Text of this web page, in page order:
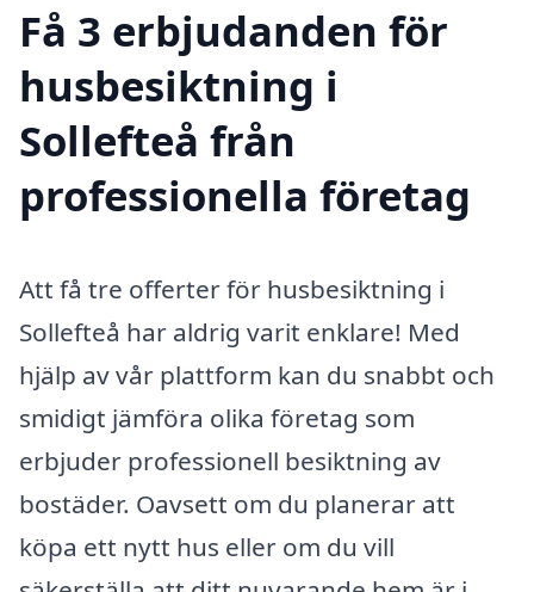
Få 3 erbjudanden för
husbesiktning i
Sollefteå från
professionella företag
Att få tre offerter för husbesiktning i
Sollefteå har aldrig varit enklare! Med
hjälp av vår plattform kan du snabbt och
smidigt jämföra olika företag som
erbjuder professionell besiktning av
bostäder. Oavsett om du planerar att
köpa ett nytt hus eller om du vill